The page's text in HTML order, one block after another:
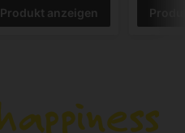
Produkt anzeigen